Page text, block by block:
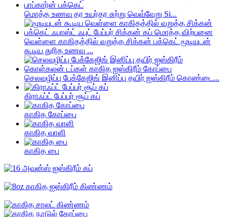
மொத்த உணவு தர உயர்தர சுற்று வெவ்வேறு Si...
வெள்ளை காகிதத்தில் வறுத்த சிக்கன் பக்கெட் மூடியுடன்
கூடிய துரித உணவு ...
செலவழிப்பு பேக்கேஜிங் இனிப்பு தயிர் ஐஸ்கிரீம் கொண்டை...
கிராஃப்ட் பேப்பர் சூப் கப்
காகித கோப்பை
காகித வாளி
காகித பை